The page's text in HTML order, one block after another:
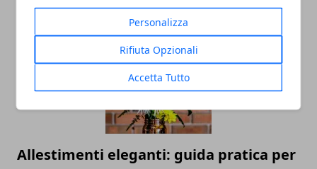
Personalizza
Rifiuta Opzionali
Accetta Tutto
Allestimenti eleganti: guida pratica per